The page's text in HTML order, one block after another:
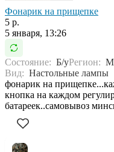
Фонарик на прищепке
5 р.
5 января, 13:26
Состояние: Б/уРегион:
Вид: Настольные лампы
фонарик на
кнопка на каждом
батареек..самовывоз